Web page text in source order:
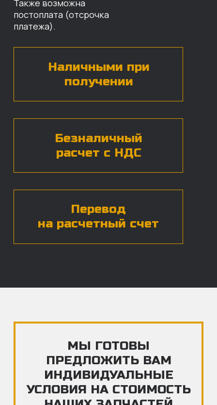
назовут цены и проконсультируют
по нужным деталям.
персональных данных*
ЧАСТЫЕ ВОПРОСЫ